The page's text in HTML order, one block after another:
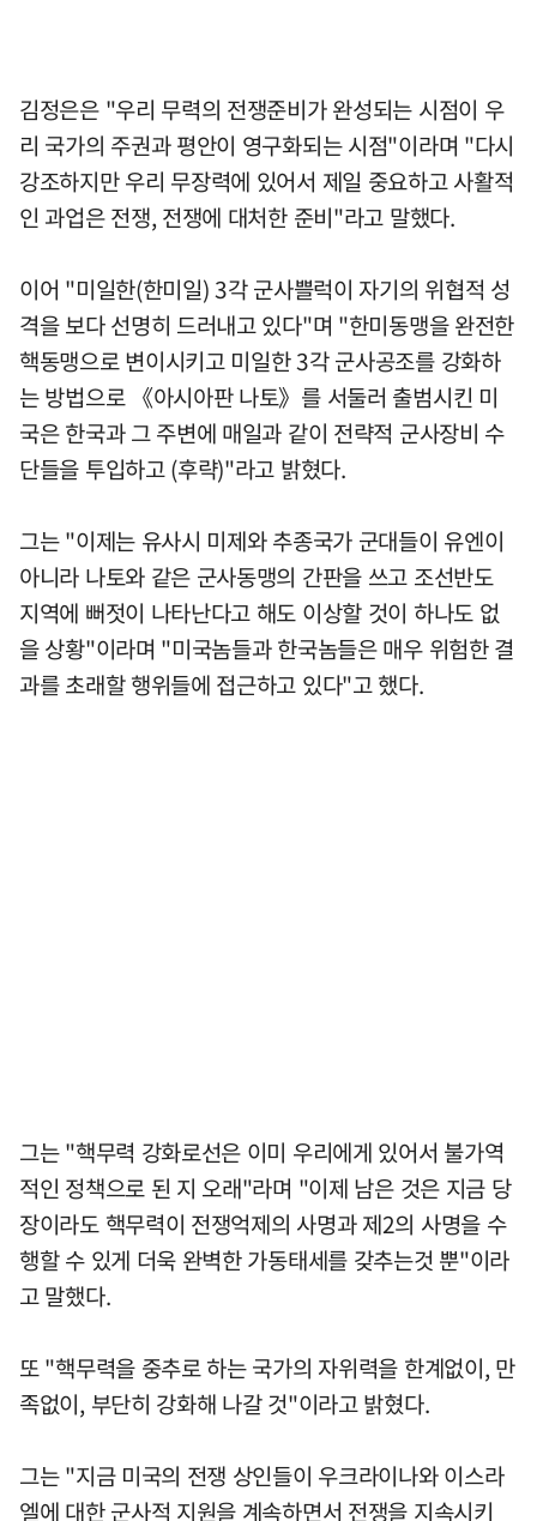
김정은은 "우리 무력의 전쟁준비가 완성되는 시점이 우
리 국가의 주권과 평안이 영구화되는 시점"이라며 "다시
강조하지만 우리 무장력에 있어서 제일 중요하고 사활적
인 과업은 전쟁, 전쟁에 대처한 준비"라고 말했다.
이어 "미일한(한미일) 3각 군사쁠럭이 자기의 위협적 성
격을 보다 선명히 드러내고 있다"며 "한미동맹을 완전한
핵동맹으로 변이시키고 미일한 3각 군사공조를 강화하
는 방법으로 《아시아판 나토》를 서둘러 출범시킨 미
국은 한국과 그 주변에 매일과 같이 전략적 군사장비 수
단들을 투입하고 (후략)"라고 밝혔다.
그는 "이제는 유사시 미제와 추종국가 군대들이 유엔이
아니라 나토와 같은 군사동맹의 간판을 쓰고 조선반도
지역에 뻐젓이 나타난다고 해도 이상할 것이 하나도 없
을 상황"이라며 "미국놈들과 한국놈들은 매우 위험한 결
과를 초래할 행위들에 접근하고 있다"고 했다.
그는 "핵무력 강화로선은 이미 우리에게 있어서 불가역
적인 정책으로 된 지 오래"라며 "이제 남은 것은 지금 당
장이라도 핵무력이 전쟁억제의 사명과 제2의 사명을 수
행할 수 있게 더욱 완벽한 가동태세를 갖추는것 뿐"이라
고 말했다.
또 "핵무력을 중추로 하는 국가의 자위력을 한계없이, 만
족없이, 부단히 강화해 나갈 것"이라고 밝혔다.
그는 "지금 미국의 전쟁 상인들이 우크라이나와 이스라
엘에 대한 군사적 지원을 계속하면서 전쟁을 지속시키